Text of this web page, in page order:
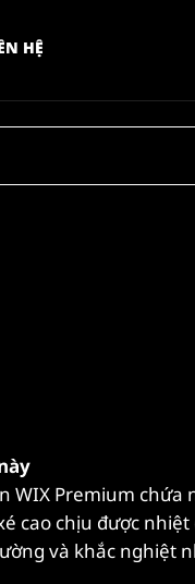
HỆ
WIX Premium chứa
cao chịu được
và khắc nghiệt